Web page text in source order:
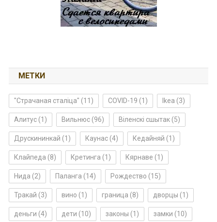
МЕТКИ
"Страчаная сталіца" (11) COVID-19 (1) Ikea (3)
Алитус(1) Вильнюс(96) Віленскі сшытак(5)
Друскининкай (1) Каунас(4) Кедайняй (1)
Клайпеда (8) Кретинга (1) Кярнаве (1)
Нида (2) Паланга (14) Рождество (15)
Тракай (3) вино (1) граница (8) дворцы (1)
деньги (4) дети (10) законы (1) замки (10)